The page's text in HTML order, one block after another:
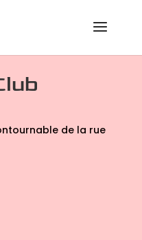
de la rue